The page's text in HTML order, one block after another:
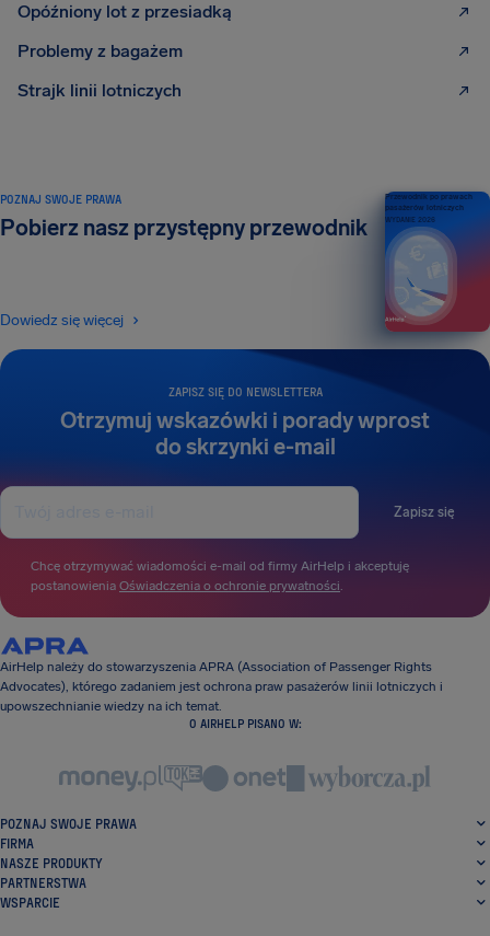
Opóźniony lot z przesiadką
Problemy z bagażem
Strajk linii lotniczych
ZAPISZ SIĘ DO NEWSLETTERA
Otrzymuj wskazówki i porady wprost
do skrzynki e-mail
Zapisz się
Chcę otrzymywać wiadomości e-mail od firmy AirHelp i akceptuję
postanowienia Oświadczenia o ochronie prywatności.
POZNAJ SWOJE PRAWA
Pobierz nasz przystępny przewodnik
Dowiedz się więcej
Przewodnik po prawach
pasażerów lotniczych
WYDANIE 2026
AirHelp należy do stowarzyszenia APRA (Association of Passenger Rights
Advocates), którego zadaniem jest ochrona praw pasażerów linii lotniczych i
upowszechnianie wiedzy na ich temat.
O AIRHELP PISANO W:
POZNAJ SWOJE PRAWA
FIRMA
NASZE PRODUKTY
PARTNERSTWA
WSPARCIE